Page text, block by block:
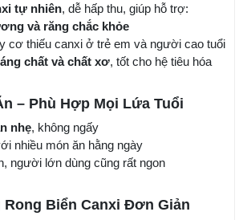
tự nhiên, dễ hấp thu, giúp hỗ trợ:
và răng chắc khỏe
cơ thiếu canxi ở trẻ em và người cao tuổi
chất và chất xơ, tốt cho hệ tiêu hóa
– Phù Hợp Mọi Lứa Tuổi
nhẹ, không ngấy
nhiều món ăn hằng ngày
người lớn dùng cũng rất ngon
Rong Biển Canxi Đơn Giản